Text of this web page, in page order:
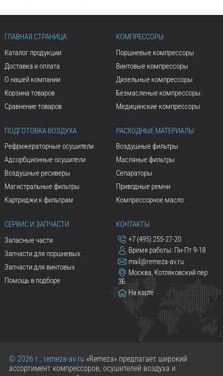
ГЛАВНАЯ СТРАНИЦА
Каталог продукции
Доставка и оплата
О нашей компании
Корзина товаров
Сравнение товаров
КОМПРЕССОРЫ
Поршневые компрессоры
Винтовые компрессоры
Дизельные компрессоры
Безмасленые компрессоры
Медицинские компрессоры
ПОДГОТОВКА ВОЗДУХА
Рефрижераторные осушители
Адсорбционные осушители
Воздушные ресиверы
Магистральные фильтры
Картриджи к фильтрам
РАСХОДНЫЕ МАТЕРИАЛЫ
Воздушные фильтры
Масляные фильтры
Сепараторы
Приводные ремни
Компрессорное масло
СЕРВИС И ЗАПЧАСТИ
Запасные части
Запчасти для поршневых
Запчасти для винтовых
Помощь в подборе
КОНТАКТЫ
+7 (495) 255-27-20
Время работы: Пн-Пт 9-18
mail@remeza-av.ru
Москва, Котляковский пер.
3Б
На карте
© 2026 г., remeza-av.ru «Remeza» предлагает широкий
ассортимент компрессоров, осушителей воздуха и